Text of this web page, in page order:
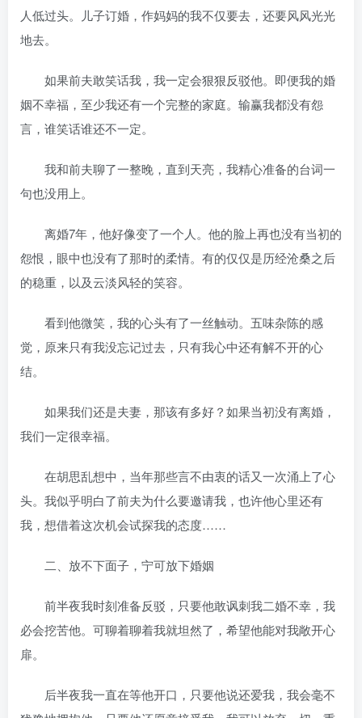
人低过头。儿子订婚，作妈妈的我不仅要去，还要风风光光
地去。
如果前夫敢笑话我，我一定会狠狠反驳他。即便我的婚
姻不幸福，至少我还有一个完整的家庭。输赢我都没有怨
言，谁笑话谁还不一定。
我和前夫聊了一整晚，直到天亮，我精心准备的台词一
句也没用上。
离婚7年，他好像变了一个人。他的脸上再也没有当初的
怨恨，眼中也没有了那时的柔情。有的仅仅是历经沧桑之后
的稳重，以及云淡风轻的笑容。
看到他微笑，我的心头有了一丝触动。五味杂陈的感
觉，原来只有我没忘记过去，只有我心中还有解不开的心
结。
如果我们还是夫妻，那该有多好？如果当初没有离婚，
我们一定很幸福。
在胡思乱想中，当年那些言不由衷的话又一次涌上了心
头。我似乎明白了前夫为什么要邀请我，也许他心里还有
我，想借着这次机会试探我的态度……
二、放不下面子，宁可放下婚姻
前半夜我时刻准备反驳，只要他敢讽刺我二婚不幸，我
必会挖苦他。可聊着聊着我就坦然了，希望他能对我敞开心
扉。
后半夜我一直在等他开口，只要他说还爱我，我会毫不